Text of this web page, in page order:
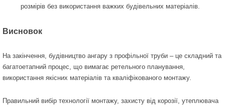
розмірів без використання важких будівельних матеріалів.
Висновок
На закінчення, будівництво ангару з профільної труби – це складний та
багатоетапний процес, що вимагає ретельного планування,
використання якісних матеріалів та кваліфікованого монтажу.
Правильний вибір технології монтажу, захисту від корозії, утеплювача